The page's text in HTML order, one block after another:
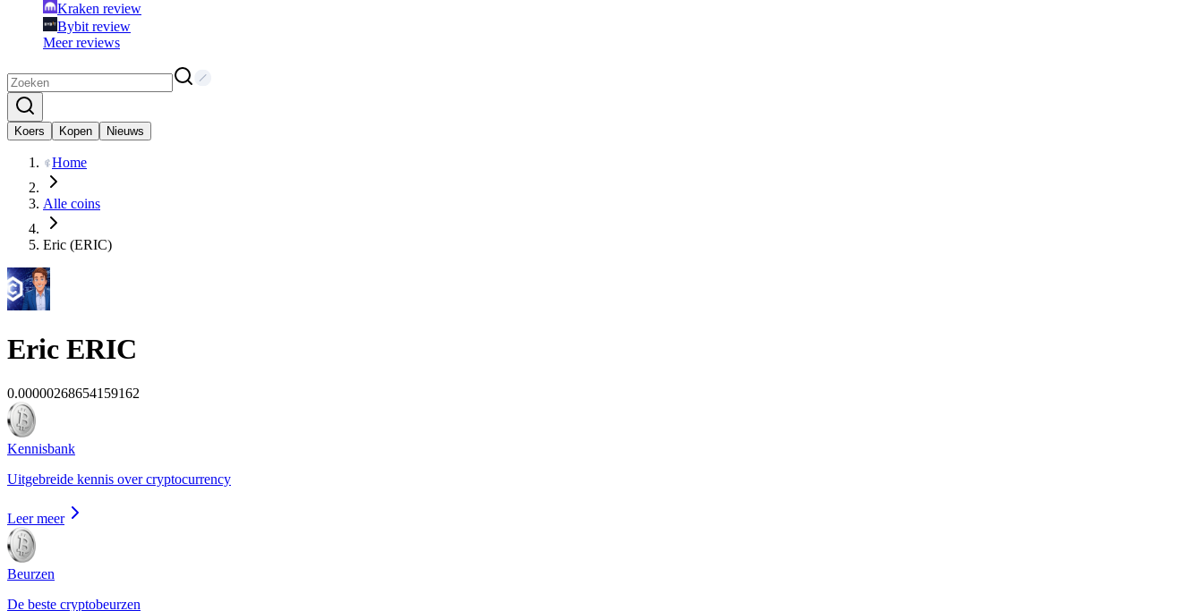
Kraken review
Bybit review
Meer reviews
Koers Kopen Nieuws
Home
Alle coins
Eric (ERIC)
Eric ERIC
0.00000268654159162
Kennisbank
Uitgebreide kennis over cryptocurrency
Leer meer
Beurzen
De beste cryptobeurzen